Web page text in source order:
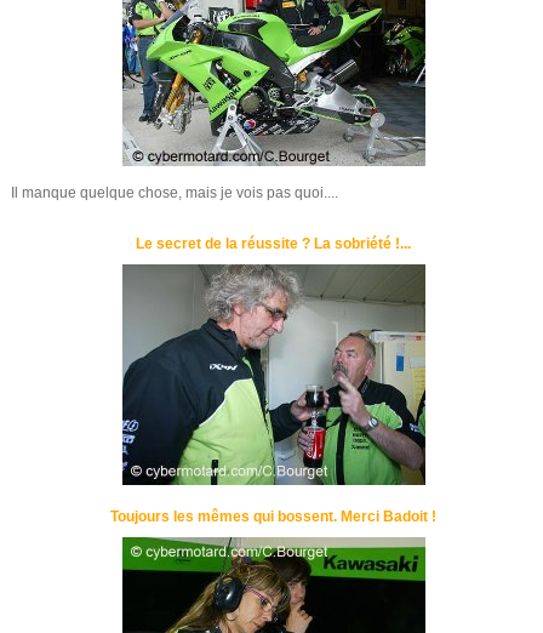
Il manque quelque chose, mais je vois pas quoi....
Le secret de la réussite ? La sobriété !...
Toujours les mêmes qui bossent. Merci Badoit !